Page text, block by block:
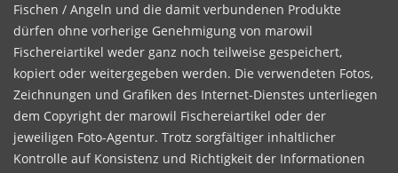
Fischen / Angeln und die damit verbundenen Produkte
dürfen ohne vorherige Genehmigung von marowil
Fischereiartikel weder ganz noch teilweise gespeichert,
kopiert oder weitergegeben werden. Die verwendeten Fotos,
Zeichnungen und Grafiken des Internet-Dienstes unterliegen
dem Copyright der marowil Fischereiartikel oder der
jeweiligen Foto-Agentur. Trotz sorgfältiger inhaltlicher
Kontrolle auf Konsistenz und Richtigkeit der Informationen